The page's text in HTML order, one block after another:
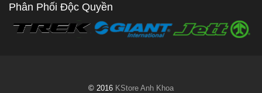
Phân Phối Độc Quyền
© 2016 KStore Anh Khoa